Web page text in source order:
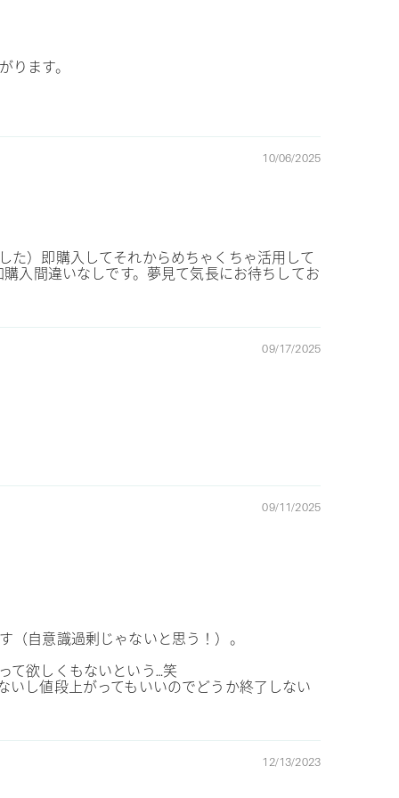
ります。
10/06/2025
た）即購入してそれからめちゃくちゃ活用して
入間違いなしです。夢見て気長にお待ちしてお
09/17/2025
09/11/2025
自意識過剰じゃないと思う！）。
て欲しくもないという…笑
いし値段上がってもいいのでどうか終了しない
12/13/2023